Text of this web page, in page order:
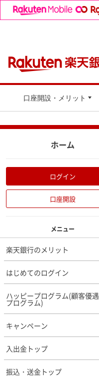
口座開設・メリット
ホーム
ログイン
口座開設
メニュー
楽天銀行のメリット
はじめてのログイン
ハッピープログラム(顧客優遇
プログラム)
キャンペーン
入出金トップ
振込・送金トップ